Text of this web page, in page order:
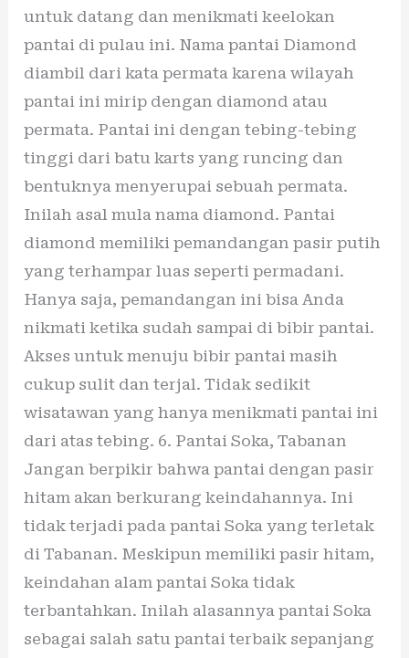
untuk datang dan menikmati keelokan
pantai di pulau ini. Nama pantai Diamond
diambil dari kata permata karena wilayah
pantai ini mirip dengan diamond atau
permata. Pantai ini dengan tebing-tebing
tinggi dari batu karts yang runcing dan
bentuknya menyerupai sebuah permata.
Inilah asal mula nama diamond. Pantai
diamond memiliki pemandangan pasir putih
yang terhampar luas seperti permadani.
Hanya saja, pemandangan ini bisa Anda
nikmati ketika sudah sampai di bibir pantai.
Akses untuk menuju bibir pantai masih
cukup sulit dan terjal. Tidak sedikit
wisatawan yang hanya menikmati pantai ini
dari atas tebing. 6. Pantai Soka, Tabanan
Jangan berpikir bahwa pantai dengan pasir
hitam akan berkurang keindahannya. Ini
tidak terjadi pada pantai Soka yang terletak
di Tabanan. Meskipun memiliki pasir hitam,
keindahan alam pantai Soka tidak
terbantahkan. Inilah alasannya pantai Soka
sebagai salah satu pantai terbaik sepanjang